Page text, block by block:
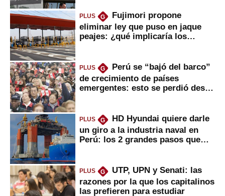
PLUS G
Fujimori propone
eliminar ley que puso en jaque
peajes: ¿qué implicaría los
PLUS G
Perú se “bajó del barco”
de crecimiento de países
emergentes: esto se perdió desde
PLUS G
HD Hyundai quiere darle
un giro a la industria naval en
Perú: los 2 grandes pasos que
PLUS G
UTP, UPN y Senati: las
razones por la que los capitalinos
las prefieren para estudiar